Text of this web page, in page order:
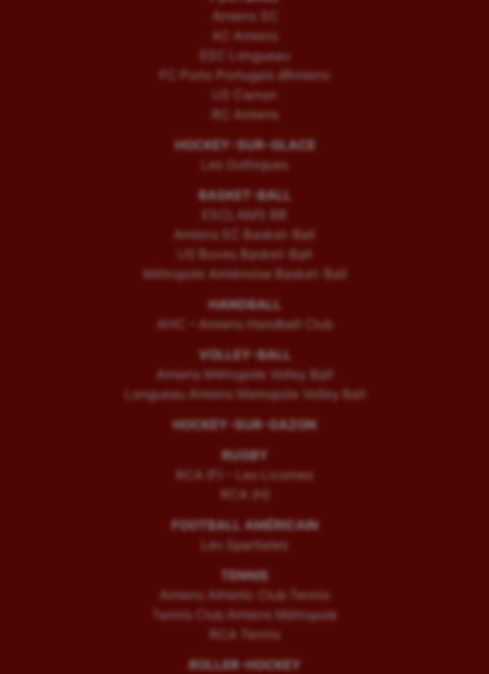
Amiens SC
AC Amiens
ESC Longueau
FC Porto Portugais d’Amiens
US Camon
RC Amiens
HOCKEY-SUR-GLACE
Les Gothiques
BASKET-BALL
ESCLAMS BB
Amiens SC Basket-Ball
US Boves Basket-Ball
Métropole Amiénoise Basket-Ball
HANDBALL
AHC – Amiens Handball Club
VOLLEY-BALL
Amiens Métropole Volley Ball
Longueau Amiens Metropole Volley Ball
HOCKEY-SUR-GAZON
RUGBY
RCA (F) – Les Licornes
RCA (H)
FOOTBALL AMÉRICAIN
Les Spartiates
TENNIS
Amiens Athletic Club Tennis
Tennis Club Amiens Métropole
RCA Tennis
ROLLER-HOCKEY